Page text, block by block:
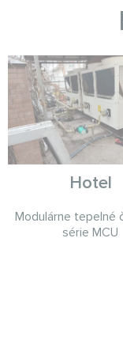
Hotel
Modulárne tepelné
série MCU